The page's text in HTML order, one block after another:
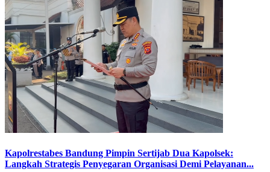
Kapolrestabes Bandung Pimpin Sertijab Dua Kapolsek:
Langkah Strategis Penyegaran Organisasi Demi Pelayanan...